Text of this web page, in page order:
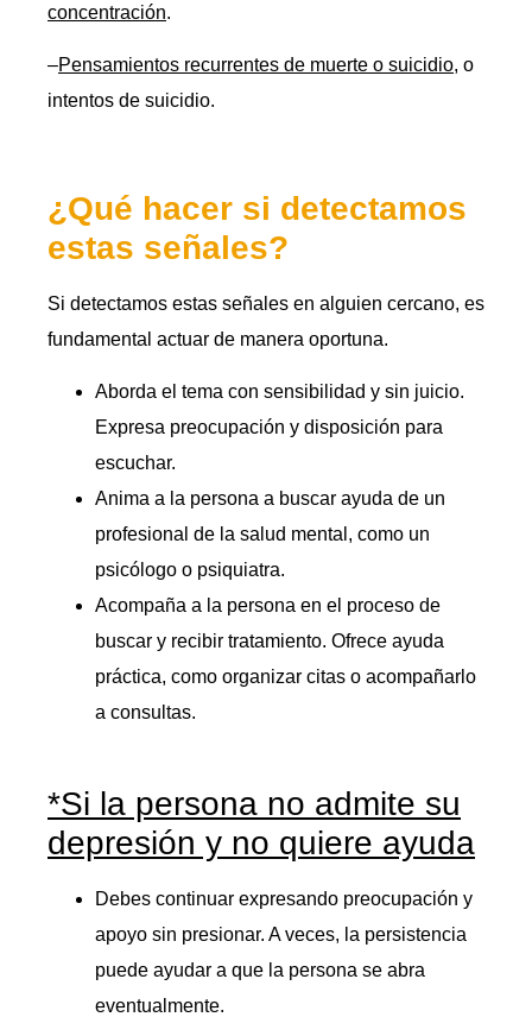
concentración.
–Pensamientos recurrentes de muerte o suicidio, o
intentos de suicidio.
¿Qué hacer si detectamos
estas señales?
Si detectamos estas señales en alguien cercano, es
fundamental actuar de manera oportuna.
Aborda el tema con sensibilidad y sin juicio.
Expresa preocupación y disposición para
escuchar.
Anima a la persona a buscar ayuda de un
profesional de la salud mental, como un
psicólogo o psiquiatra.
Acompaña a la persona en el proceso de
buscar y recibir tratamiento. Ofrece ayuda
práctica, como organizar citas o acompañarlo
a consultas.
*Si la persona no admite su
depresión y no quiere ayuda
Debes continuar expresando preocupación y
apoyo sin presionar. A veces, la persistencia
puede ayudar a que la persona se abra
eventualmente.